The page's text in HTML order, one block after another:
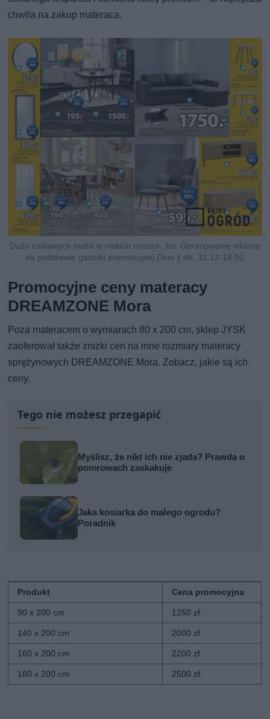
chwila na zakup materaca.
Dużo ciekawych mebli w niskich cenach, fot. Opracowanie własne
na podstawie gazetki promocyjnej Dino z dn. 31.12-18.01
Promocyjne ceny materacy
DREAMZONE Mora
Poza materacem o wymiarach 80 x 200 cm, sklep JYSK
zaoferował także zniżki cen na inne rozmiary materacy
sprężynowych DREAMZONE Mora. Zobacz, jakie są ich
ceny.
Tego nie możesz przegapić
Myślisz, że nikt ich nie zjada? Prawda o
pomrowach zaskakuje
Jaka kosiarka do małego ogrodu?
Poradnik
Produkt Cena promocyjna
90 x 200 cm 1250 zł
140 x 200 cm 2000 zł
160 x 200 cm 2200 zł
180 x 200 cm 2500 zł